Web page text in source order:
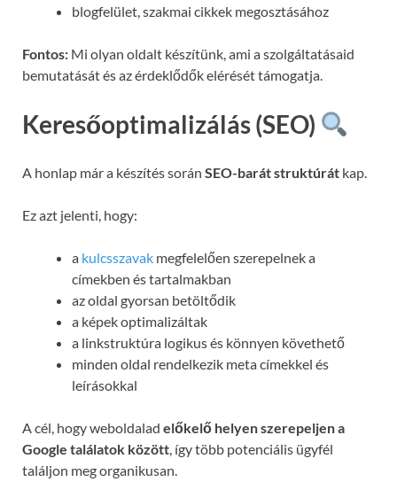
blogfelület, szakmai cikkek megosztásához
Fontos: Mi olyan oldalt készítünk, ami a szolgáltatásaid
bemutatását és az érdeklődők elérését támogatja.
Keresőoptimalizálás (SEO)
A honlap már a készítés során SEO-barát struktúrát kap.
Ez azt jelenti, hogy:
a kulcsszavak megfelelően szerepelnek a
címekben és tartalmakban
az oldal gyorsan betöltődik
a képek optimalizáltak
a linkstruktúra logikus és könnyen követhető
minden oldal rendelkezik meta címekkel és
leírásokkal
A cél, hogy weboldalad előkelő helyen szerepeljen a
Google találatok között, így több potenciális ügyfél
találjon meg organikusan.